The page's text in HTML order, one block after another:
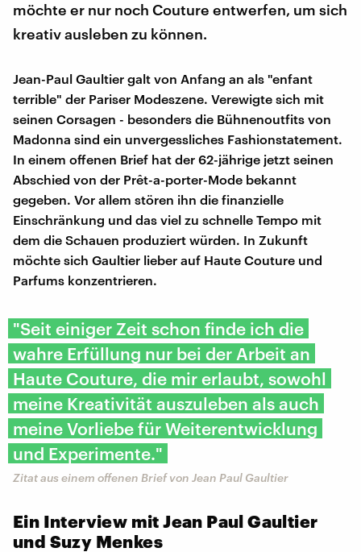
möchte er nur noch Couture entwerfen, um sich
kreativ ausleben zu können.
Jean-Paul Gaultier galt von Anfang an als "enfant
terrible" der Pariser Modeszene. Verewigte sich mit
seinen Corsagen - besonders die Bühnenoutfits von
Madonna sind ein unvergessliches Fashionstatement.
In einem offenen Brief hat der 62-jährige jetzt seinen
Abschied von der Prêt-a-porter-Mode bekannt
gegeben. Vor allem stören ihn die finanzielle
Einschränkung und das viel zu schnelle Tempo mit
dem die Schauen produziert würden. In Zukunft
möchte sich Gaultier lieber auf Haute Couture und
Parfums konzentrieren.
"Seit einiger Zeit schon finde ich die
wahre Erfüllung nur bei der Arbeit an
Haute Couture, die mir erlaubt, sowohl
meine Kreativität auszuleben als auch
meine Vorliebe für Weiterentwicklung
und Experimente."
Zitat aus einem offenen Brief von Jean Paul Gaultier
Ein Interview mit Jean Paul Gaultier
und Suzy Menkes